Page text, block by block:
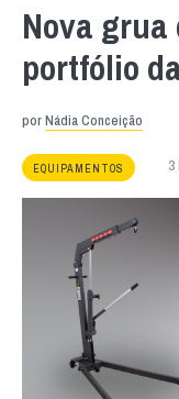
Nova
portfólio
porNádia Conceição
EQUIPAMENTOS 3